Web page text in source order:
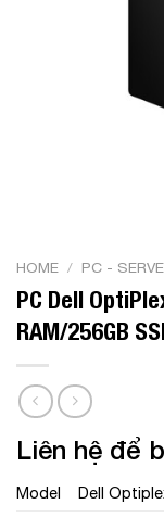
HOME / PC -
PC Dell
RAM/256GB
Liên hệ để
Model
Dell